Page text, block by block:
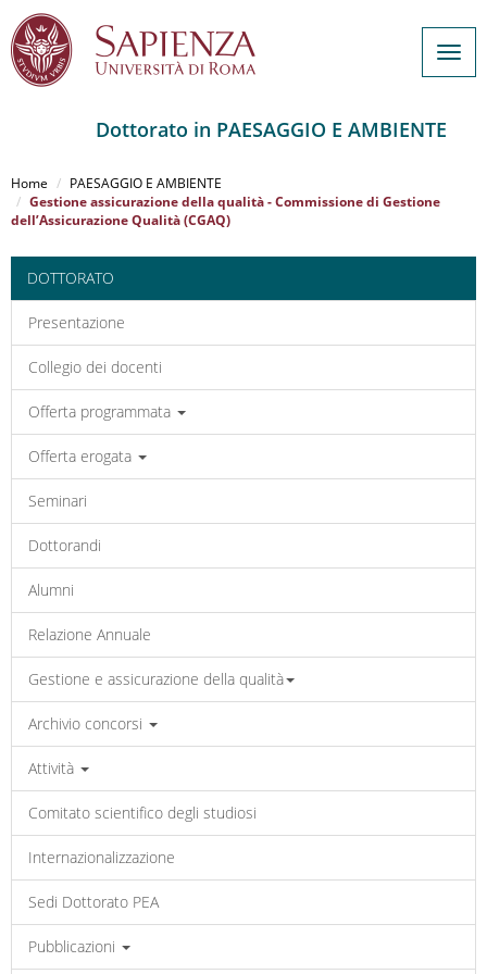
al
contenuto
principale
Dottorato in PAESAGGIO E AMBIENTE
Home
PAESAGGIO E AMBIENTE
Gestione assicurazione della qualità - Commissione di Gestione
dell’Assicurazione Qualità (CGAQ)
DOTTORATO
Presentazione
Collegio dei docenti
Offerta programmata
Offerta erogata
Seminari
Dottorandi
Alumni
Relazione Annuale
Gestione e assicurazione della qualità
Archivio concorsi
Attività
Comitato scientifico degli studiosi
Internazionalizzazione
Sedi Dottorato PEA
Pubblicazioni